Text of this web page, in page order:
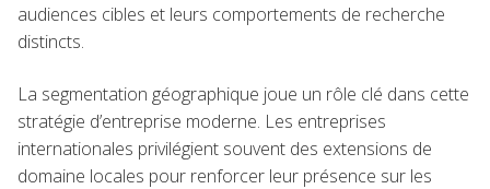
audiences cibles et leurs comportements de recherche
distincts.
La segmentation géographique joue un rôle clé dans cette
stratégie d’entreprise moderne. Les entreprises
internationales privilégient souvent des extensions de
domaine locales pour renforcer leur présence sur les